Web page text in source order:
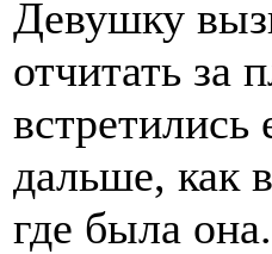
Девушку
отчитать за
дальше, как
где была